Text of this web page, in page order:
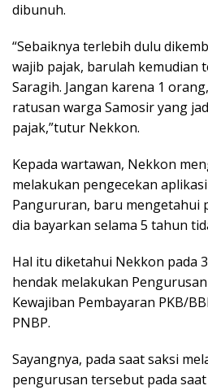
dibunuh.
“Sebaiknya terlebih dulu
wajib pajak, barulah kemudian
Saragih. Jangan karena 1
ratusan warga Samosir yang
pajak,”tutur Nekkon.
Kepada wartawan, Nekkon
melakukan pengecekan
Pangururan, baru mengetahui
dia bayarkan selama 5 tahun
Hal itu diketahui Nekkon pada
hendak melakukan
Kewajiban Pembayaran PKB/
PNBP.
Sayangnya, pada saat saksi
pengurusan tersebut pada